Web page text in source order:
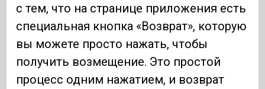
с тем, что на странице приложения есть
специальная кнопка «Возврат», которую
вы можете просто нажать, чтобы
получить возмещение. Это простой
процесс одним нажатием, и возврат